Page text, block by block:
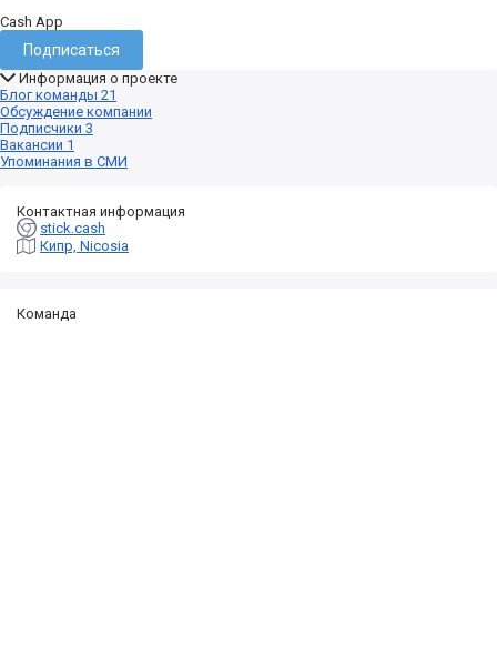
Cash App
Подписаться
Информация о проекте
Блог команды 21
Обсуждение компании
Подписчики 3
Вакансии 1
Упоминания в СМИ
Контактная информация
stick.cash
Кипр, Nicosia
Команда